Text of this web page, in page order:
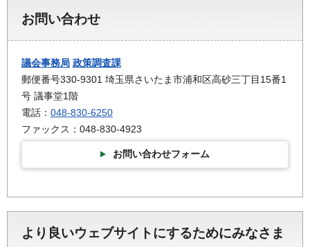
お問い合わせ
議会事務局 政策調査課
郵便番号330-9301 埼玉県さいたま市浦和区高砂三丁目15番1
号 議事堂1階
電話： 048-830-6250
ファックス：048-830-4923
お問い合わせフォーム
より良いウェブサイトにするためにみなさま